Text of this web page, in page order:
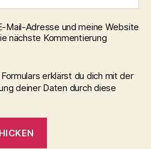
Mail-Adresse und meine Website
nächste Kommentierung
erklärst du dich mit der
deiner Daten durch diese